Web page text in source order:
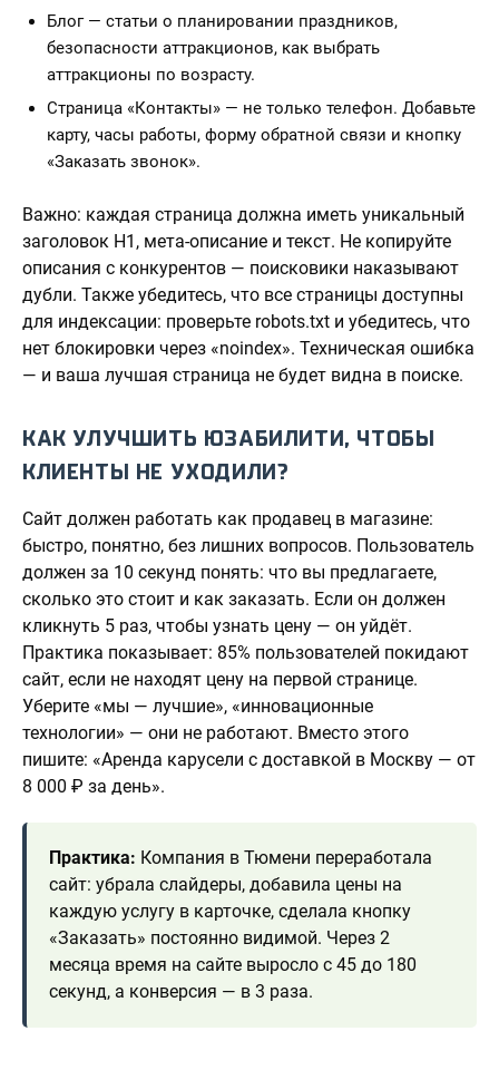
Блог — статьи о планировании праздников,
безопасности аттракционов, как выбрать
аттракционы по возрасту.
Страница «Контакты» — не только телефон. Добавьте
карту, часы работы, форму обратной связи и кнопку
«Заказать звонок».
Важно: каждая страница должна иметь уникальный
заголовок H1, мета-описание и текст. Не копируйте
описания с конкурентов — поисковики наказывают
дубли. Также убедитесь, что все страницы доступны
для индексации: проверьте robots.txt и убедитесь, что
нет блокировки через «noindex». Техническая ошибка
— и ваша лучшая страница не будет видна в поиске.
КАК УЛУЧШИТЬ ЮЗАБИЛИТИ, ЧТОБЫ
КЛИЕНТЫ НЕ УХОДИЛИ?
Сайт должен работать как продавец в магазине:
быстро, понятно, без лишних вопросов. Пользователь
должен за 10 секунд понять: что вы предлагаете,
сколько это стоит и как заказать. Если он должен
кликнуть 5 раз, чтобы узнать цену — он уйдёт.
Практика показывает: 85% пользователей покидают
сайт, если не находят цену на первой странице.
Уберите «мы — лучшие», «инновационные
технологии» — они не работают. Вместо этого
пишите: «Аренда карусели с доставкой в Москву — от
8 000 ₽ за день».
Практика: Компания в Тюмени переработала
сайт: убрала слайдеры, добавила цены на
каждую услугу в карточке, сделала кнопку
«Заказать» постоянно видимой. Через 2
месяца время на сайте выросло с 45 до 180
секунд, а конверсия — в 3 раза.